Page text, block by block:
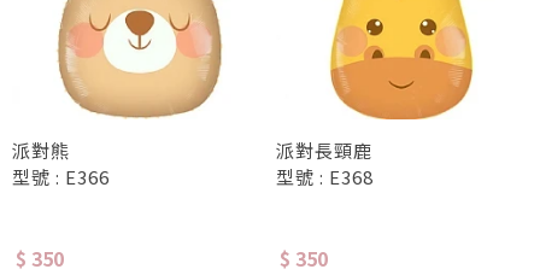
派對熊
型號 : E366
$ 350
派對長頸鹿
型號 : E368
$ 350